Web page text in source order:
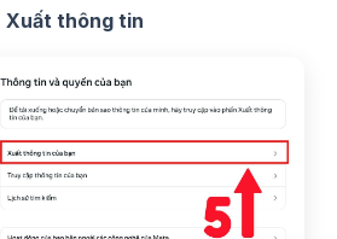
Xuất thông tin